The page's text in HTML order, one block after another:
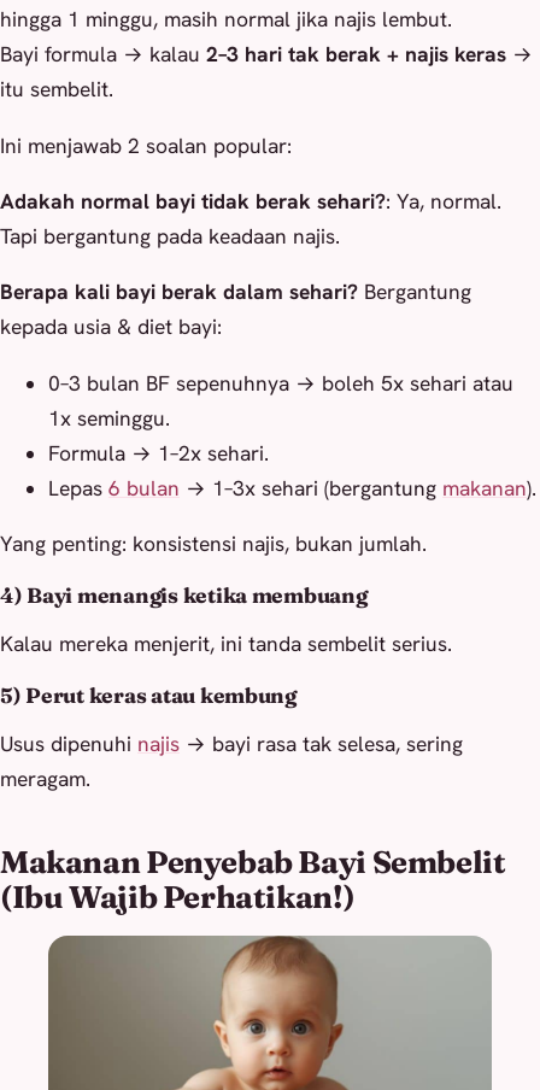
hingga 1 minggu, masih normal jika najis lembut.
Bayi formula → kalau 2–3 hari tak berak + najis keras →
itu sembelit.
Ini menjawab 2 soalan popular:
Adakah normal bayi tidak berak sehari?: Ya, normal.
Tapi bergantung pada keadaan najis.
Berapa kali bayi berak dalam sehari? Bergantung
kepada usia & diet bayi:
0–3 bulan BF sepenuhnya → boleh 5x sehari atau
1x seminggu.
Formula → 1–2x sehari.
Lepas 6 bulan → 1–3x sehari (bergantung makanan).
Yang penting: konsistensi najis, bukan jumlah.
4) Bayi menangis ketika membuang
Kalau mereka menjerit, ini tanda sembelit serius.
5) Perut keras atau kembung
Usus dipenuhi najis → bayi rasa tak selesa, sering
meragam.
Makanan Penyebab Bayi Sembelit
(Ibu Wajib Perhatikan!)